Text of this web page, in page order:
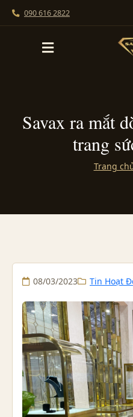
090 616 2822
Savax ra mắt
trang
Trang
08/03/2023 Tin Hoạt